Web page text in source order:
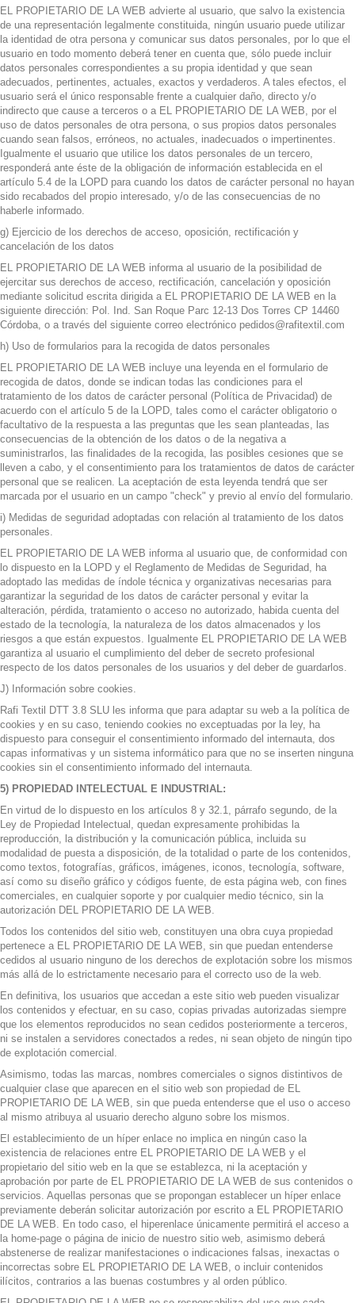
EL PROPIETARIO DE LA WEB advierte al usuario, que salvo la existencia
de una representación legalmente constituida, ningún usuario puede utilizar
la identidad de otra persona y comunicar sus datos personales, por lo que el
usuario en todo momento deberá tener en cuenta que, sólo puede incluir
datos personales correspondientes a su propia identidad y que sean
adecuados, pertinentes, actuales, exactos y verdaderos. A tales efectos, el
usuario será el único responsable frente a cualquier daño, directo y/o
indirecto que cause a terceros o a EL PROPIETARIO DE LA WEB, por el
uso de datos personales de otra persona, o sus propios datos personales
cuando sean falsos, erróneos, no actuales, inadecuados o impertinentes.
Igualmente el usuario que utilice los datos personales de un tercero,
responderá ante éste de la obligación de información establecida en el
artículo 5.4 de la LOPD para cuando los datos de carácter personal no hayan
sido recabados del propio interesado, y/o de las consecuencias de no
haberle informado.
g) Ejercicio de los derechos de acceso, oposición, rectificación y
cancelación de los datos
EL PROPIETARIO DE LA WEB informa al usuario de la posibilidad de
ejercitar sus derechos de acceso, rectificación, cancelación y oposición
mediante solicitud escrita dirigida a EL PROPIETARIO DE LA WEB en la
siguiente dirección: Pol. Ind. San Roque Parc 12-13 Dos Torres CP 14460
Córdoba, o a través del siguiente correo electrónico pedidos@rafitextil.com
h) Uso de formularios para la recogida de datos personales
EL PROPIETARIO DE LA WEB incluye una leyenda en el formulario de
recogida de datos, donde se indican todas las condiciones para el
tratamiento de los datos de carácter personal (Política de Privacidad) de
acuerdo con el artículo 5 de la LOPD, tales como el carácter obligatorio o
facultativo de la respuesta a las preguntas que les sean planteadas, las
consecuencias de la obtención de los datos o de la negativa a
suministrarlos, las finalidades de la recogida, las posibles cesiones que se
lleven a cabo, y el consentimiento para los tratamientos de datos de carácter
personal que se realicen. La aceptación de esta leyenda tendrá que ser
marcada por el usuario en un campo "check" y previo al envío del formulario.
i) Medidas de seguridad adoptadas con relación al tratamiento de los datos
personales.
EL PROPIETARIO DE LA WEB informa al usuario que, de conformidad con
lo dispuesto en la LOPD y el Reglamento de Medidas de Seguridad, ha
adoptado las medidas de índole técnica y organizativas necesarias para
garantizar la seguridad de los datos de carácter personal y evitar la
alteración, pérdida, tratamiento o acceso no autorizado, habida cuenta del
estado de la tecnología, la naturaleza de los datos almacenados y los
riesgos a que están expuestos. Igualmente EL PROPIETARIO DE LA WEB
garantiza al usuario el cumplimiento del deber de secreto profesional
respecto de los datos personales de los usuarios y del deber de guardarlos.
J) Información sobre cookies.
Rafi Textil DTT 3.8 SLU les informa que para adaptar su web a la política de
cookies y en su caso, teniendo cookies no exceptuadas por la ley, ha
dispuesto para conseguir el consentimiento informado del internauta, dos
capas informativas y un sistema informático para que no se inserten ninguna
cookies sin el consentimiento informado del internauta.
5) PROPIEDAD INTELECTUAL E INDUSTRIAL:
En virtud de lo dispuesto en los artículos 8 y 32.1, párrafo segundo, de la
Ley de Propiedad Intelectual, quedan expresamente prohibidas la
reproducción, la distribución y la comunicación pública, incluida su
modalidad de puesta a disposición, de la totalidad o parte de los contenidos,
como textos, fotografías, gráficos, imágenes, iconos, tecnología, software,
así como su diseño gráfico y códigos fuente, de esta página web, con fines
comerciales, en cualquier soporte y por cualquier medio técnico, sin la
autorización DEL PROPIETARIO DE LA WEB.
Todos los contenidos del sitio web, constituyen una obra cuya propiedad
pertenece a EL PROPIETARIO DE LA WEB, sin que puedan entenderse
cedidos al usuario ninguno de los derechos de explotación sobre los mismos
más allá de lo estrictamente necesario para el correcto uso de la web.
En definitiva, los usuarios que accedan a este sitio web pueden visualizar
los contenidos y efectuar, en su caso, copias privadas autorizadas siempre
que los elementos reproducidos no sean cedidos posteriormente a terceros,
ni se instalen a servidores conectados a redes, ni sean objeto de ningún tipo
de explotación comercial.
Asimismo, todas las marcas, nombres comerciales o signos distintivos de
cualquier clase que aparecen en el sitio web son propiedad de EL
PROPIETARIO DE LA WEB, sin que pueda entenderse que el uso o acceso
al mismo atribuya al usuario derecho alguno sobre los mismos.
El establecimiento de un híper enlace no implica en ningún caso la
existencia de relaciones entre EL PROPIETARIO DE LA WEB y el
propietario del sitio web en la que se establezca, ni la aceptación y
aprobación por parte de EL PROPIETARIO DE LA WEB de sus contenidos o
servicios. Aquellas personas que se propongan establecer un híper enlace
previamente deberán solicitar autorización por escrito a EL PROPIETARIO
DE LA WEB. En todo caso, el hiperenlace únicamente permitirá el acceso a
la home-page o página de inicio de nuestro sitio web, asimismo deberá
abstenerse de realizar manifestaciones o indicaciones falsas, inexactas o
incorrectas sobre EL PROPIETARIO DE LA WEB, o incluir contenidos
ilícitos, contrarios a las buenas costumbres y al orden público.